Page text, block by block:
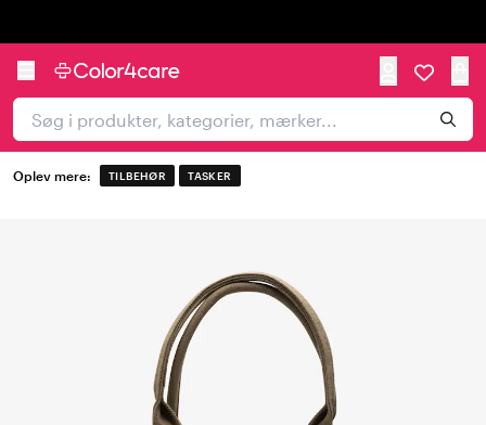
Oplev mere: TILBEHØR TASKER